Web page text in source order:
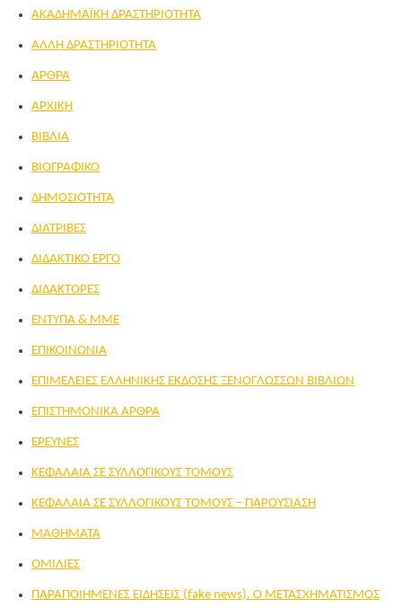
ΑΚΑΔΗΜΑΪΚΗ ΔΡΑΣΤΗΡΙΟΤΗΤΑ
ΑΛΛΗ ΔΡΑΣΤΗΡΙΟΤΗΤΑ
ΑΡΘΡΑ
ΑΡΧΙΚΗ
ΒΙΒΛΙΑ
ΒΙΟΓΡΑΦΙΚΟ
ΔΗΜΟΣΙΟΤΗΤΑ
ΔΙΑΤΡΙΒΕΣ
ΔΙΔΑΚΤΙΚΟ ΕΡΓΟ
ΔΙΔΑΚΤΟΡΕΣ
ΕΝΤΥΠΑ & ΜΜΕ
ΕΠΙΚΟΙΝΩΝΙΑ
ΕΠΙΜEΛΕΙΕΣ ΕΛΛΗΝΙΚHΣ EΚΔΟΣΗΣ ΞΕΝOΓΛΩΣΣΩΝ ΒΙΒΛIΩΝ
ΕΠΙΣΤΗΜΟΝΙΚΑ ΑΡΘΡΑ
ΕΡΕΥΝΕΣ
ΚΕΦΑΛΑΙΑ ΣΕ ΣΥΛΛΟΓΙΚΟΥΣ ΤΟΜΟΥΣ
ΚΕΦΑΛΑΙΑ ΣΕ ΣΥΛΛΟΓΙΚΟΥΣ ΤΟΜΟΥΣ – ΠΑΡΟΥΣΙΑΣΗ
ΜΑΘΗΜΑΤΑ
ΟΜΙΛΙΕΣ
ΠΑΡΑΠΟΙΗΜΕΝΕΣ ΕΙΔΗΣΕΙΣ (fake news). Ο ΜΕΤΑΣΧΗΜΑΤΙΣΜΟΣ